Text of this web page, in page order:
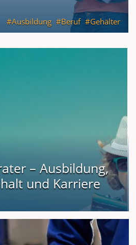
Ausbildung
Beruf Gehälter
– Ausbildung,
und Karriere